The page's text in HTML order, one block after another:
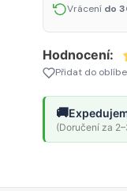
Vrácení do
Hodnocení:
Přidat do
🚚
(Doručení za